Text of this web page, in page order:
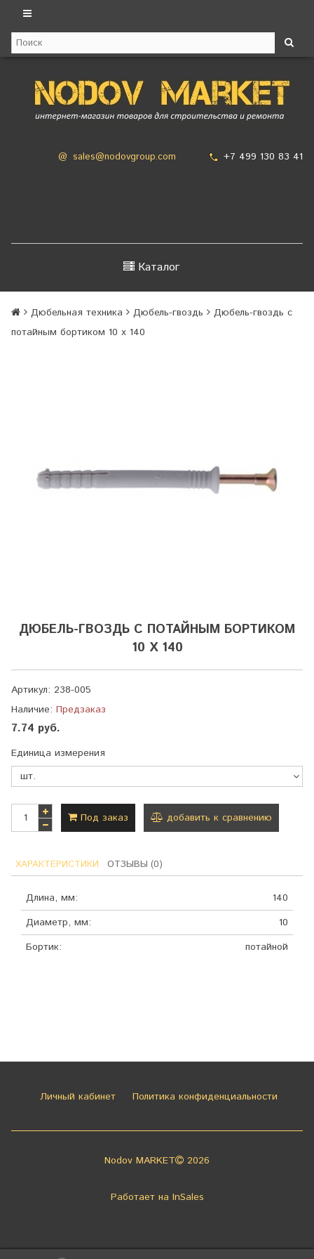
@ sales@nodovgroup.com +7 499 130 83 41
Каталог
Дюбельная техника Дюбель-гвоздь
Дюбель-гвоздь с
потайным бортиком 10 х 140
ДЮБЕЛЬ-ГВОЗДЬ С ПОТАЙНЫМ БОРТИКОМ
10 Х 140
Артикул: 238-005
Наличие: Предзаказ
7.74 руб.
Единица измерения
Под заказ добавить к сравнению
ХАРАКТЕРИСТИКИ ОТЗЫВЫ (0)
Длина, мм:
140
Диаметр, мм:
10
Бортик:
потайной
Личный кабинет Политика конфиденциальности
Nodov MARKET 2026
Работает на InSales